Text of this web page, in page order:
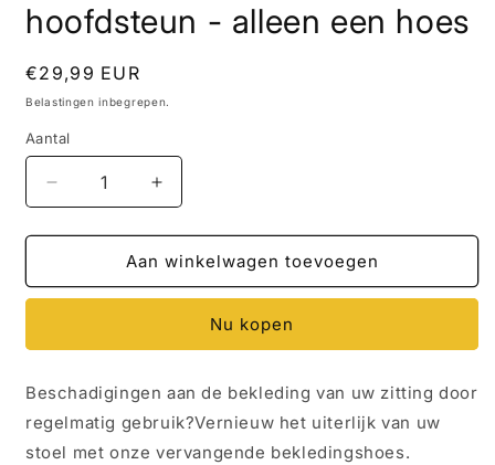
hoofdsteun - alleen een hoes
Normale
prijs
€29,99 EUR
Belastingen inbegrepen.
Aantal
Aantal
verlagen
voor
Mercedes
Sprinter
voor
voorstoel
-
Hoofdsteun-
Aantal
verhogen
voor
Mercedes
Sprinter
Hoofdsteun
voor
voorstoel
-
Hoofdsteun-
Aan winkelwagen toevoegen
Nu kopen
Beschadigingen aan de bekleding van uw zitting door
regelmatig gebruik?Vernieuw het uiterlijk van uw
stoel met onze vervangende bekledingshoes.